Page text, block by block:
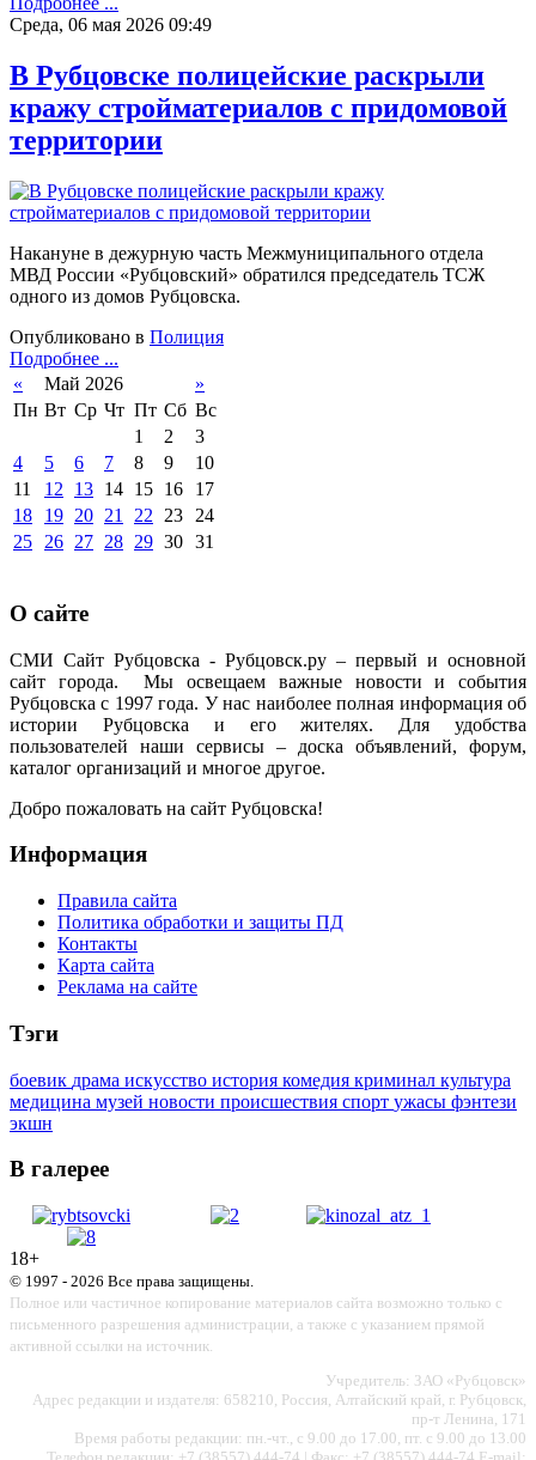
Среда, 06 мая 2026 09:49
В Рубцовске полицейские раскрыли
кражу стройматериалов с придомовой
территории
Накануне в дежурную часть Межмуниципального отдела
МВД России «Рубцовский» обратился председатель ТСЖ
одного из домов Рубцовска.
Опубликовано в Полиция
Подробнее ...
«
Май 2026
»
Пн Вт Ср Чт Пт Сб Вс
1
2
3
4
5 6 7 8 9
10
11
12 13 14 15 16
17
18
19 20 21 22 23
24
25
26 27 28 29 30 31
О сайте
СМИ Сайт Рубцовска - Рубцовск.ру – первый и основной
сайт города. Мы освещаем важные новости и события
Рубцовска с 1997 года. У нас наиболее полная информация об
истории Рубцовска и его жителях. Для удобства
пользователей наши сервисы – доска объявлений, форум,
каталог организаций и многое другое.
Добро пожаловать на сайт Рубцовска!
Информация
Правила сайта
Политика обработки и защиты ПД
Контакты
Карта сайта
Реклама на сайте
Тэги
боевик драма искусство история комедия криминал культура
медицина музей новости происшествия спорт ужасы фэнтези
экшн
В галерее
18+
© 1997 - 2026 Все права защищены.
Полное или частичное копирование материалов сайта возможно только с
письменного разрешения администрации, а также с указанием прямой
активной ссылки на источник.
Учредитель: ЗАО «Рубцовск»
Адрес редакции и издателя: 658210, Россия, Алтайский край, г. Рубцовск,
пр-т Ленина, 171
Время работы редакции: пн.-чт., с 9.00 до 17.00, пт. с 9.00 до 13.00